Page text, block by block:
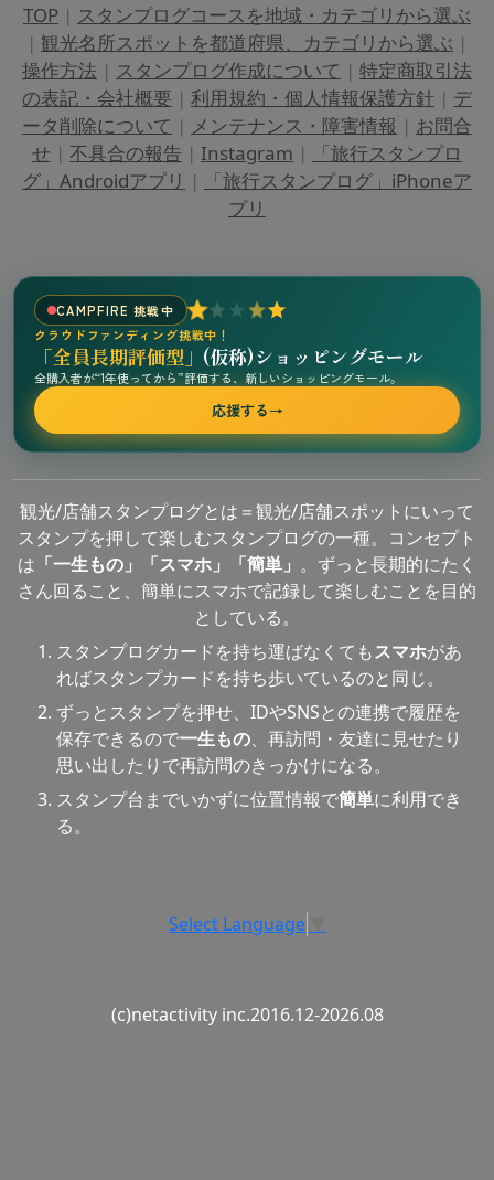
TOP | スタンプログコースを地域・カテゴリから選ぶ
| 観光名所スポットを都道府県、カテゴリから選ぶ |
操作方法 | スタンプログ作成について | 特定商取引法
の表記・会社概要 | 利用規約・個人情報保護方針 | デ
ータ削除について | メンテナンス・障害情報 | お問合
せ | 不具合の報告 | Instagram |
「旅行スタンプロ
グ」Androidアプリ |
「旅行スタンプログ」iPhoneア
プリ
CAMPFIRE 挑戦中
クラウドファンディング挑戦中！
「全員長期評価型」 (仮称)ショッピングモール
全購入者が“1年使ってから”評価する、新しいショッピングモール。
応援する→
観光/店舗スタンプログとは＝観光/店舗スポットにいって
スタンプを押して楽しむスタンプログの一種。コンセプト
は 「一生もの」「スマホ」「簡単」 。ずっと長期的にたく
さん回ること、簡単にスマホで記録して楽しむことを目的
としている。
スタンプログカードを持ち運ばなくてもスマホがあ
ればスタンプカードを持ち歩いているのと同じ。
ずっとスタンプを押せ、IDやSNSとの連携で履歴を
保存できるので一生もの、再訪問・友達に見せたり
思い出したりで再訪問のきっかけになる。
スタンプ台までいかずに位置情報で簡単に利用でき
る。
Select Language
(c)netactivity inc.2016.12-2026.08